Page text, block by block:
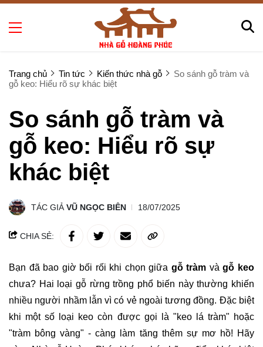
Trang chủ Tin tức Kiến thức nhà gỗ
So sánh gỗ tràm và
gỗ keo: Hiểu rõ sự khác biệt
So sánh gỗ tràm và
gỗ keo: Hiểu rõ sự
khác biệt
TÁC GIẢVŨ NGỌC BIÊN 18/07/2025
CHIA SẺ:
Bạn đã bao giờ bối rối khi chọn giữa gỗ tràm vàgỗ keo
chưa? Hai loại gỗ rừng trồng phổ biến này thường khiến
nhiều người nhầm lẫn vì có vẻ ngoài tương đồng. Đặc biệt
khi một số loại keo còn được gọi là "keo lá tràm" hoặc
"tràm bông vàng" - càng làm tăng thêm sự mơ hồ! Hãy